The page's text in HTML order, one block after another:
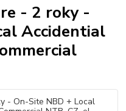
- 2 roky -
Accidential